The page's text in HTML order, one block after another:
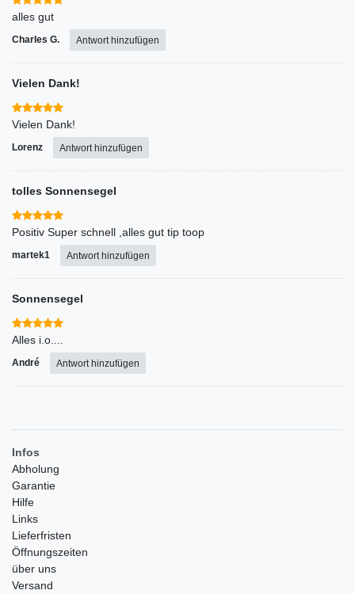
alles gut
Charles G. Antwort hinzufügen
Vielen Dank!
Vielen Dank!
Lorenz Antwort hinzufügen
tolles Sonnensegel
Positiv Super schnell ,alles gut tip toop
martek1 Antwort hinzufügen
Sonnensegel
Alles i.o....
André Antwort hinzufügen
Infos
Abholung
Garantie
Hilfe
Links
Lieferfristen
Öffnungszeiten
über uns
Versand